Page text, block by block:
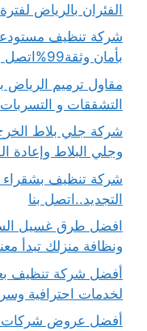
الفئران بالرياض
شركة تنظيف
بأمان وثقة99%اتصل بنا واحصل على 33%خصم فوري
التشققات و التسربات
وجلي البلاط وإعادة
التجديد..اتصل بنا
افضل طرق غسيل
ونظافة منزلك تبدأ
لخدمات احترافية